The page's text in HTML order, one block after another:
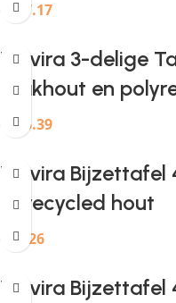
€ 187.17
Provira 3-delige
teakhout en
€ 176.39
Provira
gerecycled hout
€ 68.26
Provira